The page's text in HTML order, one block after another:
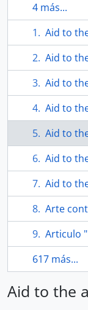
4 más...
Aid to
Aid to
Aid to
Aid to
Aid to
Aid to
Aid to
Arte
Articulo
617 más...
Aid to the